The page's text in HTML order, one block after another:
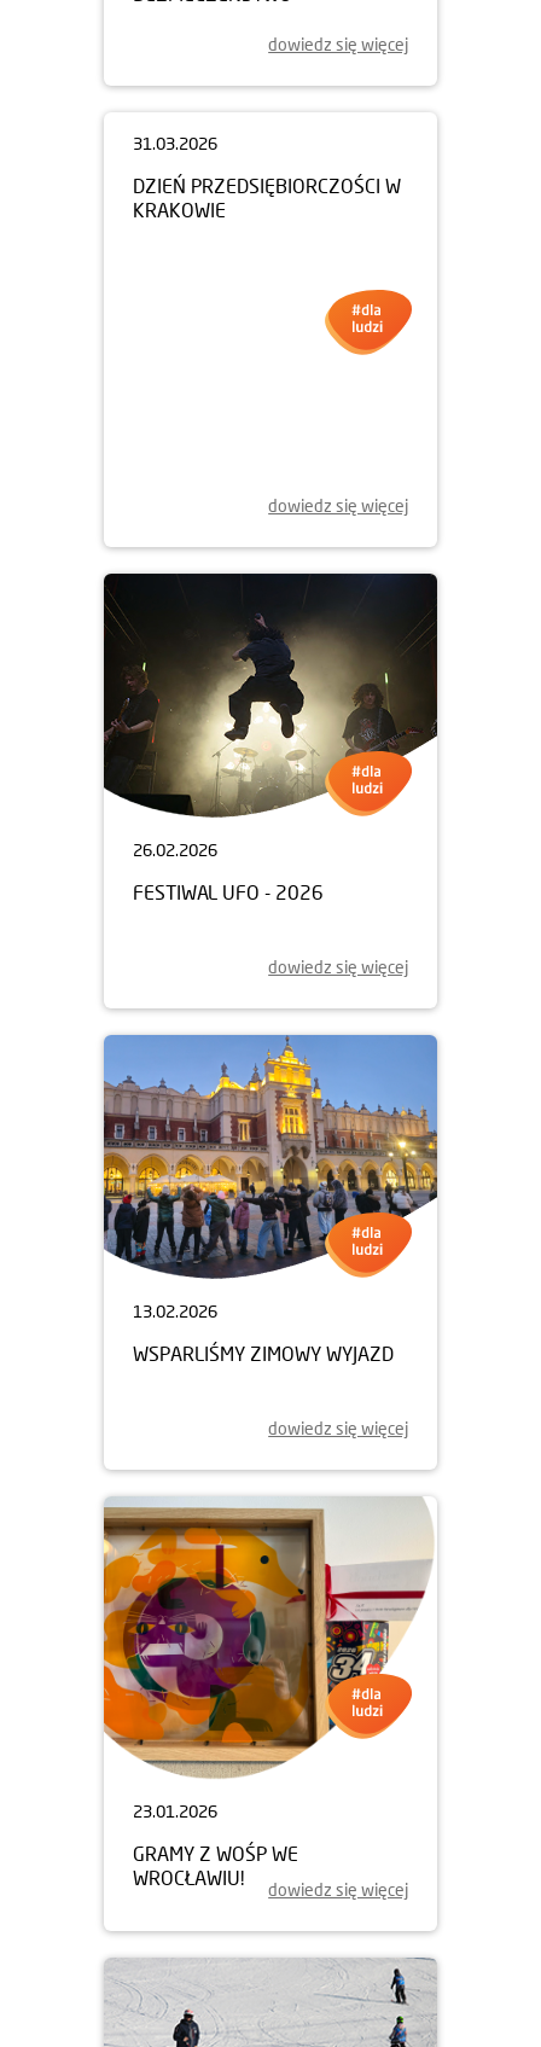
dowiedz się więcej
dowiedz się więcej
26.02.2026
FESTIWAL UFO - 2026
dowiedz się więcej
13.02.2026
WSPARLIŚMY ZIMOWY WYJAZD
dowiedz się więcej
23.01.2026
GRAMY Z WOŚP WE
WROCŁAWIU!
dowiedz się więcej